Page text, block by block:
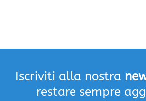
Iscriviti alla nostra
restare sempre